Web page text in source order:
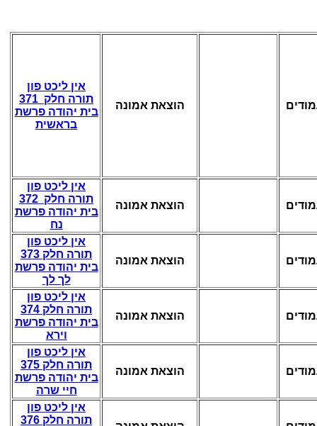
הוצאת אמונה
אין ליכט פון
תורה חלק 371
בית יהודה פרשת
בראשית
הוצאת אמונה
אין ליכט פון
תורה חלק 372
בית יהודה פרשת
נח
הוצאת אמונה
אין ליכט פון
תורה חלק 373
בית יהודה פרשת
לך לך
הוצאת אמונה
אין ליכט פון
תורה חלק 374
בית יהודה פרשת
וירא
הוצאת אמונה
אין ליכט פון
תורה חלק 375
בית יהודה פרשת
חיי שרה
אין ליכט פון
תורה חלק 376